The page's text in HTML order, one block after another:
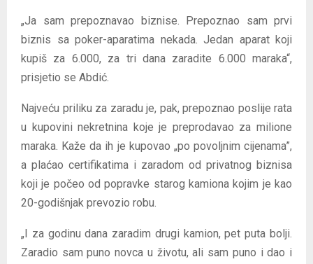
„Ja sam prepoznavao biznise. Prepoznao sam prvi
biznis sa poker-aparatima nekada. Jedan aparat koji
kupiš za 6.000, za tri dana zaradite 6.000 maraka“,
prisjetio se Abdić.
Najveću priliku za zaradu je, pak, prepoznao poslije rata
u kupovini nekretnina koje je preprodavao za milione
maraka. Kaže da ih je kupovao „po povoljnim cijenama”,
a plaćao certifikatima i zaradom od privatnog biznisa
koji je počeo od popravke starog kamiona kojim je kao
20-godišnjak prevozio robu.
„I za godinu dana zaradim drugi kamion, pet puta bolji.
Zaradio sam puno novca u životu, ali sam puno i dao i